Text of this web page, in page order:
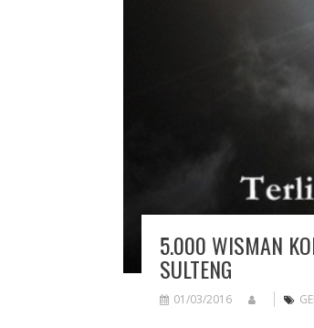
5.000 WISMAN
SULTENG
01/03/2016